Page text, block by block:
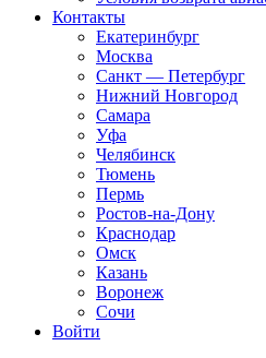
Контакты
Екатеринбург
Москва
Санкт — Петербург
Нижний Новгород
Самара
Уфа
Челябинск
Тюмень
Пермь
Ростов-на-Дону
Краснодар
Омск
Казань
Воронеж
Сочи
Войти